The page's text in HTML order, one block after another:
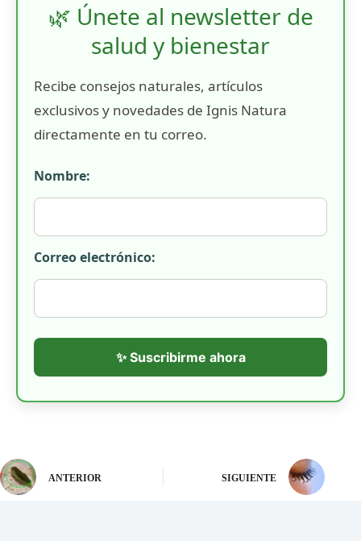
🌿 Únete al newsletter de
salud y bienestar
Recibe consejos naturales, artículos
exclusivos y novedades de Ignis Natura
directamente en tu correo.
Nombre:
Correo electrónico:
✨ Suscribirme ahora
ANTERIOR SIGUIENTE